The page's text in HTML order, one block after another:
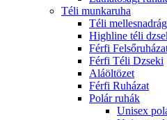
Téli munkaruha
Téli mellesnadrág
Highline téli
Férfi
Férfi Téli Dzseki
Aláöltözet
Férfi Ruházat
Polár ruhák
Unisex